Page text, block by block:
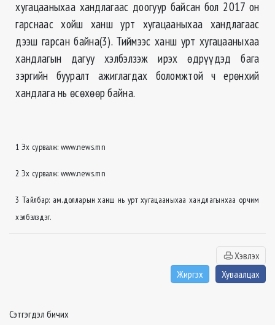
хугацааныхаа хандлагаас доогуур байсан бол 2017 он
гарснаас хойш ханш урт хугацааныхаа хандлагаас
дээш гарсан байна(3). Тиймээс ханш урт хугацааныхаа
хандлагын дагуу хэлбэлзэж ирэх өдрүүдэд бага
зэргийн бууралт ажиглагдах боломжтой ч ерөнхий
хандлага нь өсөхөөр байна.
1 Эх сурвалж: www.news.mn
2 Эх сурвалж: www.news.mn
3 Тайлбар: ам.долларын ханш нь урт хугацааныхаа хандлагынхаа орчим
хэлбэлздэг.
Хэвлэх
Жиргэх
Хуваалцах
Сэтгэгдэл бичих